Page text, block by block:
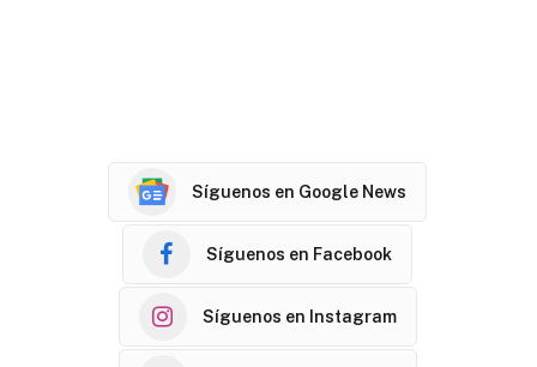
Síguenos en Google News
Síguenos en Facebook
Síguenos en Instagram